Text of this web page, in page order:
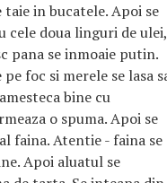
taie in bucatele. Apoi se
doua linguri de ulei,
pana se inmoaie putin.
foc si merele se lasa
bine cu
o spuma. Apoi se
faina. Atentie - faina se
Apoi aluatul se